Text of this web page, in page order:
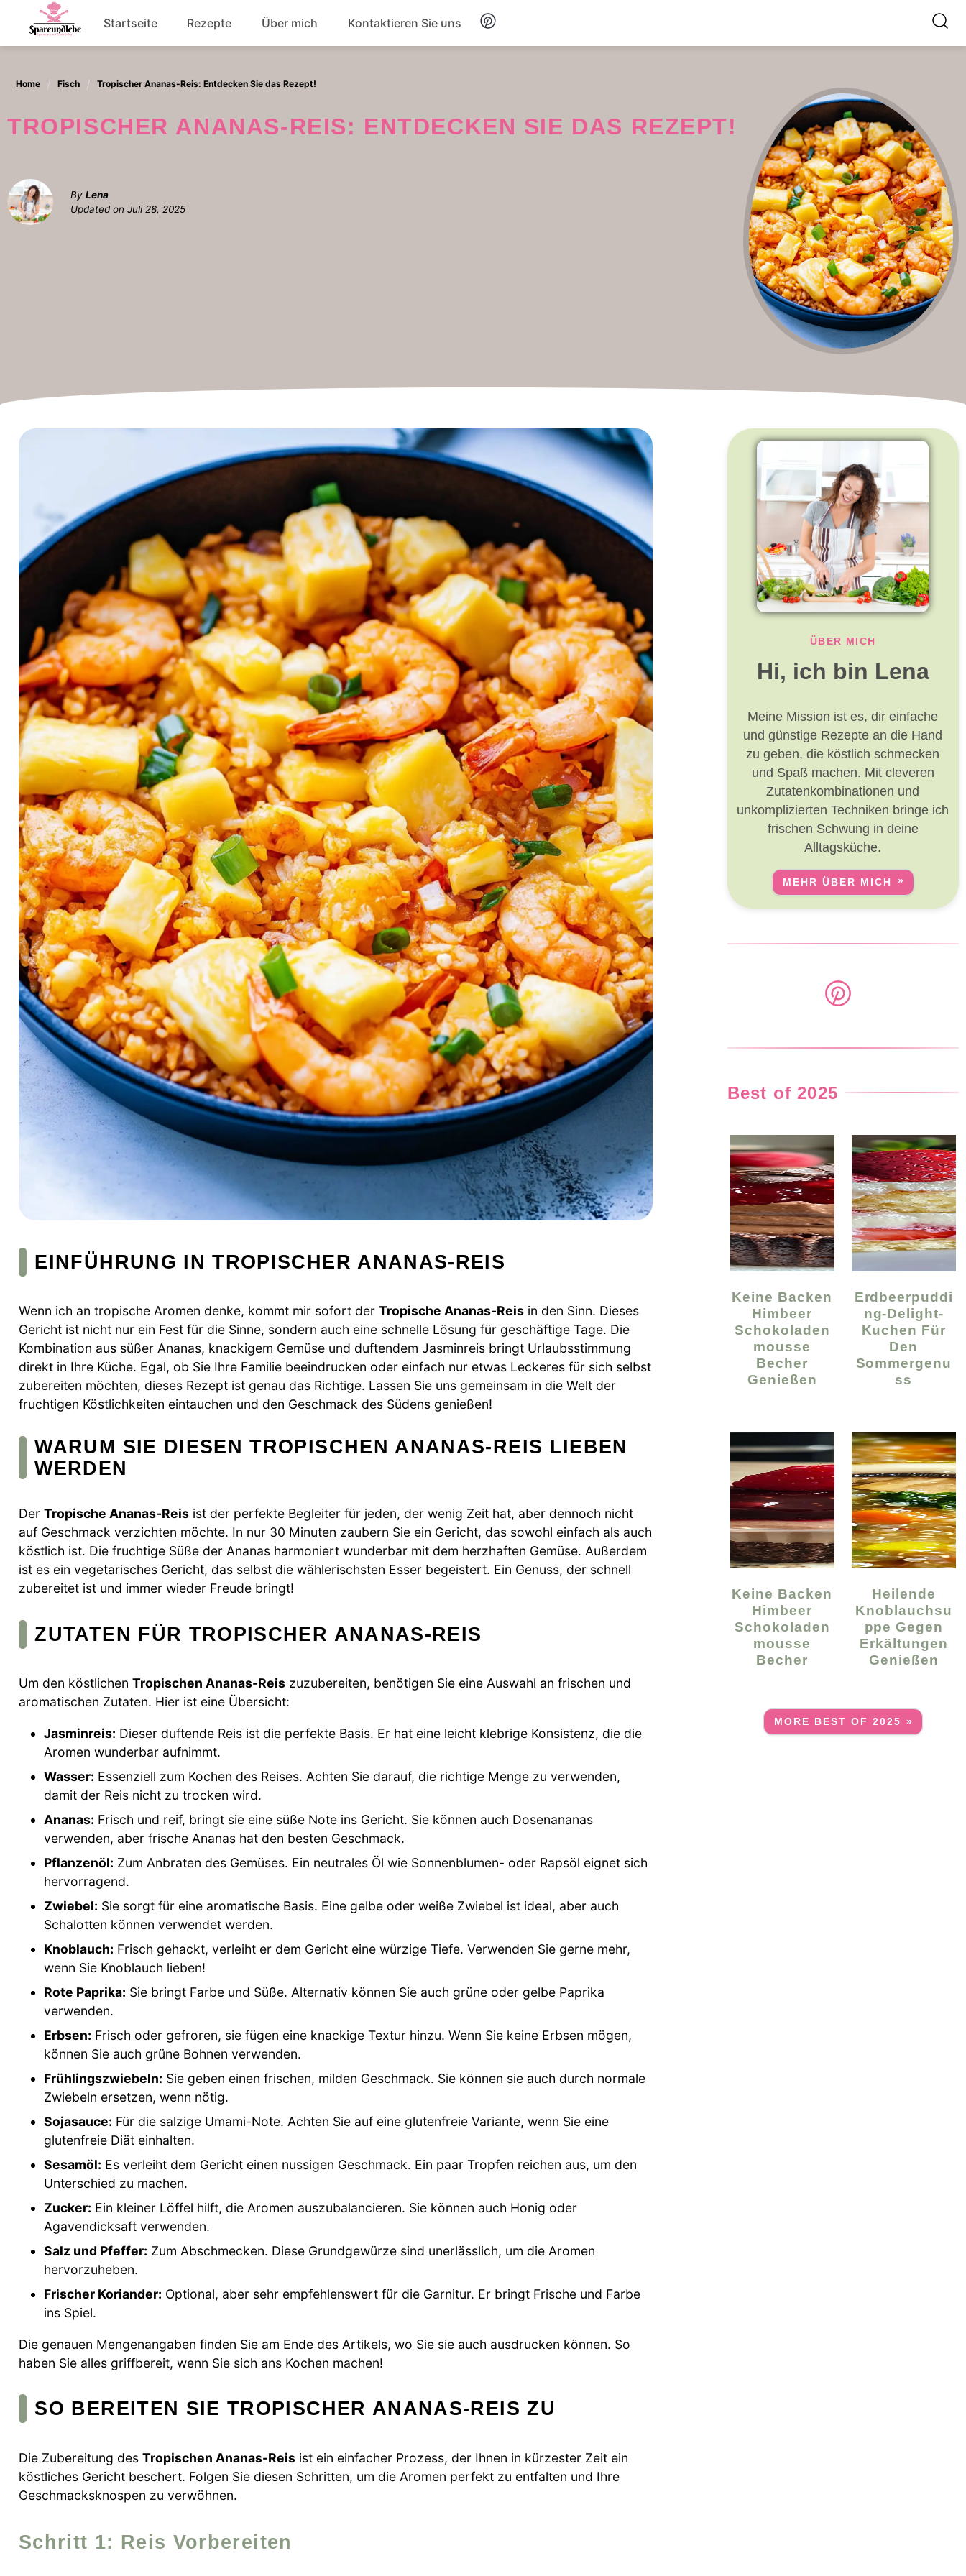
content
Startseite Rezepte Über mich Kontaktieren Sie uns
Home Fisch Tropischer Ananas-Reis: Entdecken Sie das Rezept!
TROPISCHER ANANAS-REIS: ENTDECKEN SIE DAS REZEPT!
By Lena
Updated on Juli 28, 2025
EINFÜHRUNG IN TROPISCHER ANANAS-REIS
Wenn ich an tropische Aromen denke, kommt mir sofort der Tropische Ananas-Reis in den Sinn. Dieses
Gericht ist nicht nur ein Fest für die Sinne, sondern auch eine schnelle Lösung für geschäftige Tage. Die
Kombination aus süßer Ananas, knackigem Gemüse und duftendem Jasminreis bringt Urlaubsstimmung
direkt in Ihre Küche. Egal, ob Sie Ihre Familie beeindrucken oder einfach nur etwas Leckeres für sich selbst
zubereiten möchten, dieses Rezept ist genau das Richtige. Lassen Sie uns gemeinsam in die Welt der
fruchtigen Köstlichkeiten eintauchen und den Geschmack des Südens genießen!
WARUM SIE DIESEN TROPISCHEN ANANAS-REIS LIEBEN
WERDEN
Der Tropische Ananas-Reis ist der perfekte Begleiter für jeden, der wenig Zeit hat, aber dennoch nicht
auf Geschmack verzichten möchte. In nur 30 Minuten zaubern Sie ein Gericht, das sowohl einfach als auch
köstlich ist. Die fruchtige Süße der Ananas harmoniert wunderbar mit dem herzhaften Gemüse. Außerdem
ist es ein vegetarisches Gericht, das selbst die wählerischsten Esser begeistert. Ein Genuss, der schnell
zubereitet ist und immer wieder Freude bringt!
ZUTATEN FÜR TROPISCHER ANANAS-REIS
Um den köstlichen Tropischen Ananas-Reis zuzubereiten, benötigen Sie eine Auswahl an frischen und
aromatischen Zutaten. Hier ist eine Übersicht:
Jasminreis: Dieser duftende Reis ist die perfekte Basis. Er hat eine leicht klebrige Konsistenz, die die
Aromen wunderbar aufnimmt.
Wasser: Essenziell zum Kochen des Reises. Achten Sie darauf, die richtige Menge zu verwenden,
damit der Reis nicht zu trocken wird.
Ananas: Frisch und reif, bringt sie eine süße Note ins Gericht. Sie können auch Dosenananas
verwenden, aber frische Ananas hat den besten Geschmack.
Pflanzenöl: Zum Anbraten des Gemüses. Ein neutrales Öl wie Sonnenblumen- oder Rapsöl eignet sich
hervorragend.
Zwiebel: Sie sorgt für eine aromatische Basis. Eine gelbe oder weiße Zwiebel ist ideal, aber auch
Schalotten können verwendet werden.
Knoblauch: Frisch gehackt, verleiht er dem Gericht eine würzige Tiefe. Verwenden Sie gerne mehr,
wenn Sie Knoblauch lieben!
Rote Paprika: Sie bringt Farbe und Süße. Alternativ können Sie auch grüne oder gelbe Paprika
verwenden.
Erbsen: Frisch oder gefroren, sie fügen eine knackige Textur hinzu. Wenn Sie keine Erbsen mögen,
können Sie auch grüne Bohnen verwenden.
Frühlingszwiebeln: Sie geben einen frischen, milden Geschmack. Sie können sie auch durch normale
Zwiebeln ersetzen, wenn nötig.
Sojasauce: Für die salzige Umami-Note. Achten Sie auf eine glutenfreie Variante, wenn Sie eine
glutenfreie Diät einhalten.
Sesamöl: Es verleiht dem Gericht einen nussigen Geschmack. Ein paar Tropfen reichen aus, um den
Unterschied zu machen.
Zucker: Ein kleiner Löffel hilft, die Aromen auszubalancieren. Sie können auch Honig oder
Agavendicksaft verwenden.
Salz und Pfeffer: Zum Abschmecken. Diese Grundgewürze sind unerlässlich, um die Aromen
hervorzuheben.
Frischer Koriander: Optional, aber sehr empfehlenswert für die Garnitur. Er bringt Frische und Farbe
ins Spiel.
Die genauen Mengenangaben finden Sie am Ende des Artikels, wo Sie sie auch ausdrucken können. So
haben Sie alles griffbereit, wenn Sie sich ans Kochen machen!
SO BEREITEN SIE TROPISCHER ANANAS-REIS ZU
Die Zubereitung des Tropischen Ananas-Reis ist ein einfacher Prozess, der Ihnen in kürzester Zeit ein
köstliches Gericht beschert. Folgen Sie diesen Schritten, um die Aromen perfekt zu entfalten und Ihre
Geschmacksknospen zu verwöhnen.
Schritt 1: Reis Vorbereiten
ÜBER MICH
Hi, ich bin Lena
Meine Mission ist es, dir einfache
und günstige Rezepte an die Hand
zu geben, die köstlich schmecken
und Spaß machen. Mit cleveren
Zutatenkombinationen und
unkomplizierten Techniken bringe ich
frischen Schwung in deine
Alltagsküche.
MEHR ÜBER MICH
Best of 2025
Keine Backen
Himbeer
Schokoladen
Mousse
Becher
Genießen
Erdbeerpuddi
Ng-Delight-
Kuchen Für
Den
Sommergenu
Ss
Keine Backen
Himbeer
Schokoladen
Mousse
Becher
Heilende
Knoblauchsu
Ppe Gegen
Erkältungen
Genießen
MORE BEST OF 2025 »